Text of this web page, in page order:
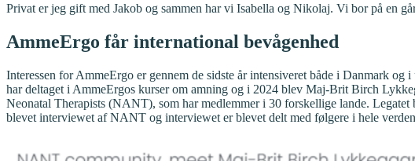
Privat er jeg gift med Jakob og sammen har vi Isabella og Nikolaj. Vi bor på en
AmmeErgo får international bevågenhed
Interessen for AmmeErgo er gennem de sidste år intensiveret både i Danmark
har deltaget i AmmeErgos kurser om amning og i 2024 blev Maj-Brit Birch
Neonatal Therapists (NANT), som har medlemmer i 30 forskellige lande.
blevet interviewet af NANT og interviewet er blevet delt med følgere i hele